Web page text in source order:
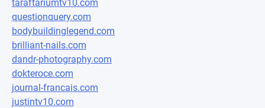
taraftariumtv10.com
questionquery.com
bodybuildinglegend.com
brilliant-nails.com
dandr-photography.com
dokteroce.com
journal-francais.com
justintv10.com